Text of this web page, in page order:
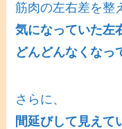
筋肉の左右差を整
気になっていた左
どんどんなくなっ
さらに、
間延びして見えて